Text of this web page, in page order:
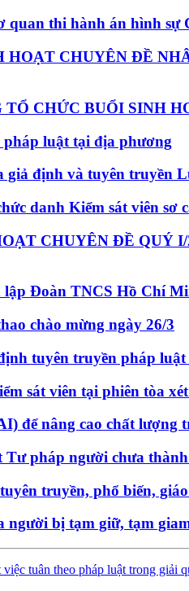
quan thi hành án hình sự
CHUYÊN ĐỀ
CHỨC BUỔI SINH
pháp luật tại địa phương
giả định và tuyên truyền
danh Kiểm sát viên sơ
CHUYÊN ĐỀ QUÝ
lập Đoàn TNCS Hồ Chí
chào mừng ngày 26/3
tuyên truyền pháp
sát viên tại phiên tòa
để nâng cao chất lượng
pháp người chưa
truyền, phổ biến,
người bị tạm giữ, tạm
tuân theo pháp luật trong